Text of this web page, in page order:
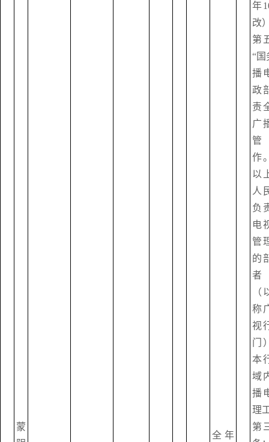
蒙
全年
年
改
第
“国
播
政
责
广
管
作
以
人
负
电
管
的
者
（
称
视
门
本
域
播
理
第